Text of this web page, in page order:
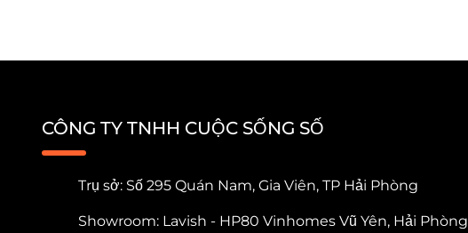
CÔNG TY TNHH CUỘC SỐNG SỐ
Trụ sở: Số 295 Quán Nam, Gia Viên, TP Hải Phòng
Showroom: Lavish - HP80 Vinhomes Vũ Yên, Hải Phòng